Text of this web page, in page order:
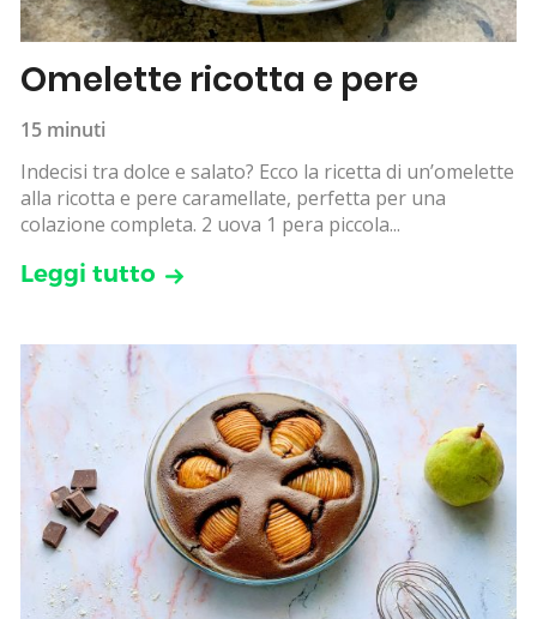
Omelette ricotta e pere
15 minuti
Indecisi tra dolce e salato? Ecco la ricetta di un’omelette
alla ricotta e pere caramellate, perfetta per una
colazione completa. 2 uova 1 pera piccola...
Leggi tutto